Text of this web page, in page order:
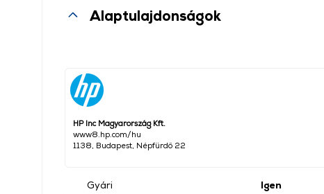
Alaptulajdonságok
HP Inc Magyarország Kft.
www8.hp.com/hu
1138, Budapest, Népfürdő 22
Gyári Igen